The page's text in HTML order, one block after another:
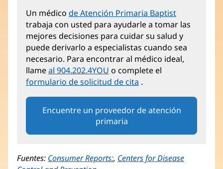
Un médico de Atención Primaria Baptist
trabaja con usted para ayudarle a tomar las
mejores decisiones para cuidar su salud y
puede derivarlo a especialistas cuando sea
necesario. Para encontrar al médico ideal,
llameal 904.202.4YOU o complete el
formulario de solicitud de cita .
Encuentre un proveedor de atención
primaria
Fuentes: Consumer Reports:(Se
, Centers for Disease